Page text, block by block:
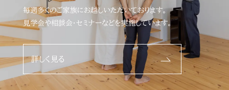
毎週多くのご家族にお越しいただいております。
見学会や相談会・セミナーなどを実施しています。
詳しく見る